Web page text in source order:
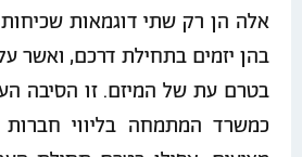
אלה הן רק שתי דוגמאות
בהן יזמים בתחילת דרכם, ואשר
בטרם עת של המיזם. זו הסיבה